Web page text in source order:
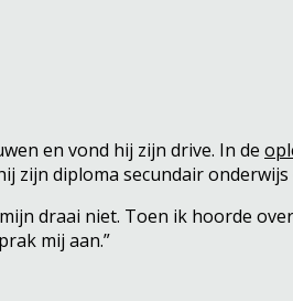
en vond hij zijn drive. In de
zijn diploma secundair onderwijs
draai niet. Toen ik hoorde
mij aan.”